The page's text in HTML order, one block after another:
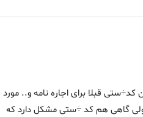
قبلا برای اجاره نامه و.. مورد
ولی گاهی هم کد ÷ستی مشکل دارد که